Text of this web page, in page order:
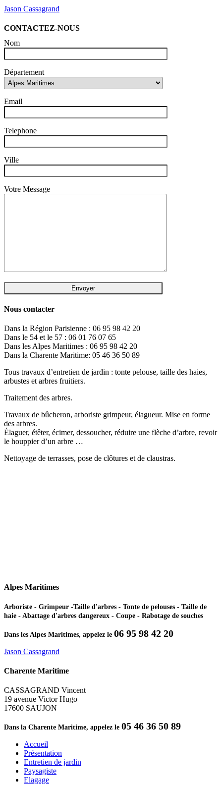
Jason Cassagrand
CONTACTEZ-NOUS
Nom
Département
Email
Telephone
Ville
Votre Message
Nous contacter
Dans la Région Parisienne : 06 95 98 42 20
Dans le 54 et le 57 : 06 01 76 07 65
Dans les Alpes Maritimes : 06 95 98 42 20
Dans la Charente Maritime: 05 46 36 50 89
Tous travaux d’entretien de jardin : tonte pelouse, taille des haies,
arbustes et arbres fruitiers.
Traitement des arbres.
Travaux de bûcheron, arboriste grimpeur, élagueur. Mise en forme
des arbres.
Élaguer, étêter, écimer, dessoucher, réduire une flèche d’arbre, revoir
le houppier d’un arbre …
Nettoyage de terrasses, pose de clôtures et de claustras.
Alpes Maritimes
Arboriste - Grimpeur -Taille d'arbres - Tonte de pelouses - Taille de
haie - Abattage d'arbres dangereux - Coupe - Rabotage de souches
Dans les Alpes Maritimes, appelez le 06 95 98 42 20
Jason Cassagrand
Charente Maritime
CASSAGRAND Vincent
19 avenue Victor Hugo
17600 SAUJON
Dans la Charente Maritime, appelez le 05 46 36 50 89
Accueil
Présentation
Entretien de jardin
Paysagiste
Elagage